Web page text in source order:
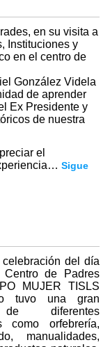
en su visita a
Instituciones y
en el centro de
González Videla
de aprender
Ex Presidente y
de nuestra
el
Sigue
del día
de Padres
MUJER TISLS
tuvo una gran
de diferentes
como orfebrería,
manualidades,